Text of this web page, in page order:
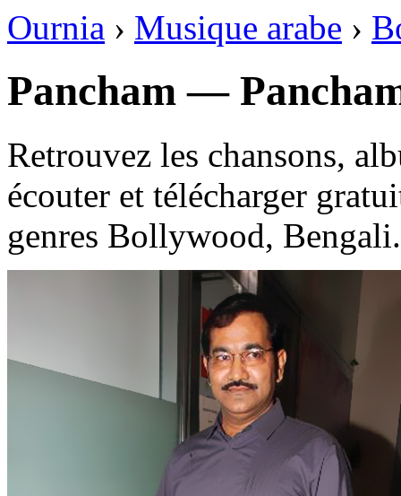
Ournia › Musique arabe ›
Pancham —
Retrouvez les chansons,
écouter et télécharger
genres Bollywood, Bengali.